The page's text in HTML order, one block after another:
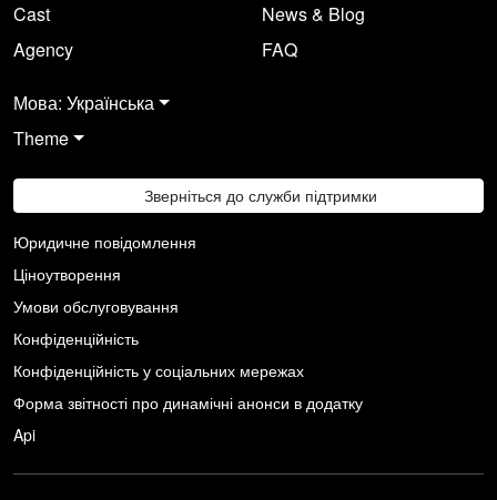
Cast
Agency
News & Blog
FAQ
Мова: Українська
Theme
Зверніться до служби підтримки
Юридичне повідомлення
Ціноутворення
Умови обслуговування
Конфіденційність
Конфіденційність у соціальних мережах
Форма звітності про динамічні анонси в додатку
Api